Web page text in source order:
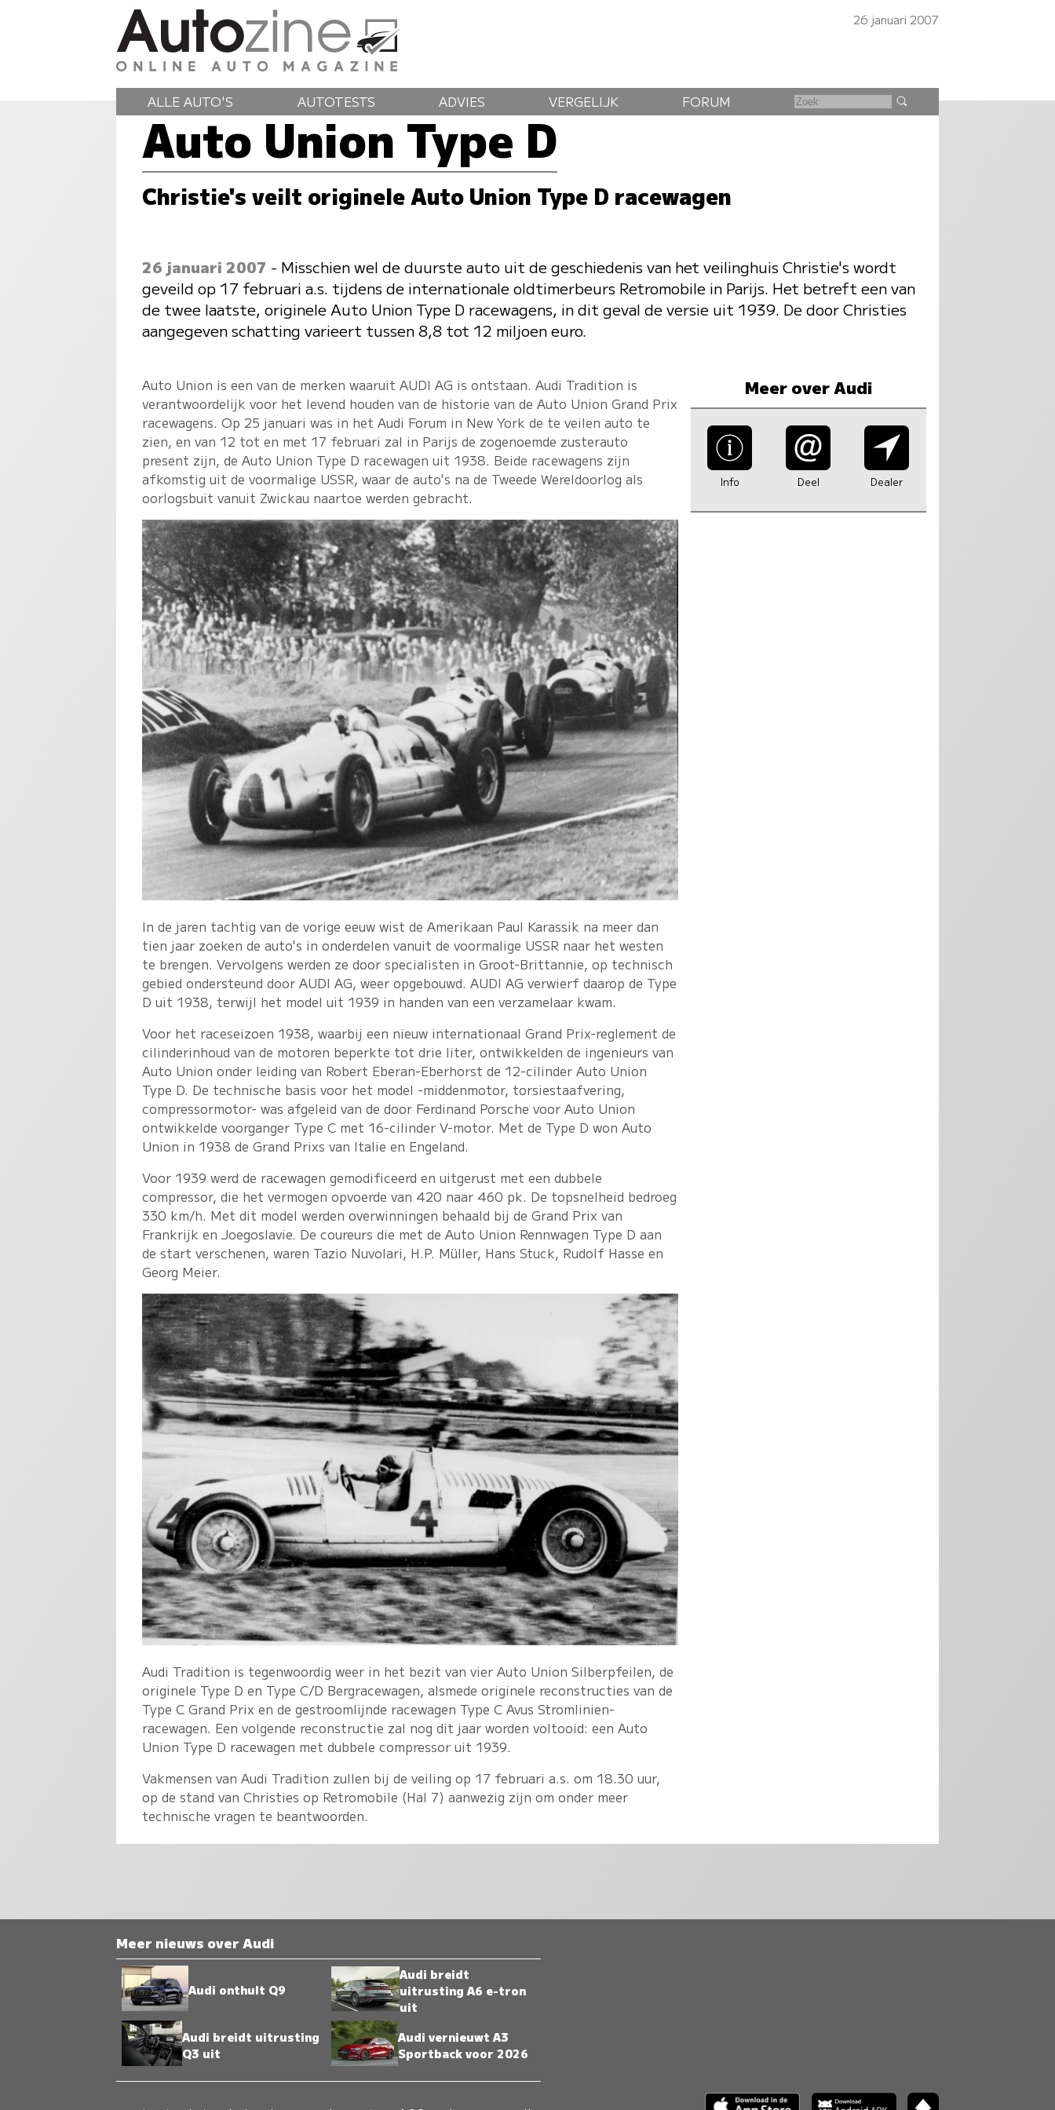
26 januari 2007
ALLE AUTO'S AUTOTESTS ADVIES VERGELIJK FORUM
Auto Union Type D
Christie's veilt originele Auto Union Type D racewagen
26 januari 2007 - Misschien wel de duurste auto uit de geschiedenis van het veilinghuis Christie's wordt
geveild op 17 februari a.s. tijdens de internationale oldtimerbeurs Retromobile in Parijs. Het betreft een van
de twee laatste, originele Auto Union Type D racewagens, in dit geval de versie uit 1939. De door Christies
aangegeven schatting varieert tussen 8,8 tot 12 miljoen euro.
Auto Union is een van de merken waaruit AUDI AG is ontstaan. Audi Tradition is
verantwoordelijk voor het levend houden van de historie van de Auto Union Grand Prix
racewagens. Op 25 januari was in het Audi Forum in New York de te veilen auto te
zien, en van 12 tot en met 17 februari zal in Parijs de zogenoemde zusterauto
present zijn, de Auto Union Type D racewagen uit 1938. Beide racewagens zijn
afkomstig uit de voormalige USSR, waar de auto's na de Tweede Wereldoorlog als
oorlogsbuit vanuit Zwickau naartoe werden gebracht.
In de jaren tachtig van de vorige eeuw wist de Amerikaan Paul Karassik na meer dan
tien jaar zoeken de auto's in onderdelen vanuit de voormalige USSR naar het westen
te brengen. Vervolgens werden ze door specialisten in Groot-Brittannie, op technisch
gebied ondersteund door AUDI AG, weer opgebouwd. AUDI AG verwierf daarop de Type
D uit 1938, terwijl het model uit 1939 in handen van een verzamelaar kwam.
Voor het raceseizoen 1938, waarbij een nieuw internationaal Grand Prix-reglement de
cilinderinhoud van de motoren beperkte tot drie liter, ontwikkelden de ingenieurs van
Auto Union onder leiding van Robert Eberan-Eberhorst de 12-cilinder Auto Union
Type D. De technische basis voor het model -middenmotor, torsiestaafvering,
compressormotor- was afgeleid van de door Ferdinand Porsche voor Auto Union
ontwikkelde voorganger Type C met 16-cilinder V-motor. Met de Type D won Auto
Union in 1938 de Grand Prixs van Italie en Engeland.
Voor 1939 werd de racewagen gemodificeerd en uitgerust met een dubbele
compressor, die het vermogen opvoerde van 420 naar 460 pk. De topsnelheid bedroeg
330 km/h. Met dit model werden overwinningen behaald bij de Grand Prix van
Frankrijk en Joegoslavie. De coureurs die met de Auto Union Rennwagen Type D aan
de start verschenen, waren Tazio Nuvolari, H.P. Müller, Hans Stuck, Rudolf Hasse en
Georg Meier.
Audi Tradition is tegenwoordig weer in het bezit van vier Auto Union Silberpfeilen, de
originele Type D en Type C/D Bergracewagen, alsmede originele reconstructies van de
Type C Grand Prix en de gestroomlijnde racewagen Type C Avus Stromlinien-
racewagen. Een volgende reconstructie zal nog dit jaar worden voltooid: een Auto
Union Type D racewagen met dubbele compressor uit 1939.
Vakmensen van Audi Tradition zullen bij de veiling op 17 februari a.s. om 18.30 uur,
op de stand van Christies op Retromobile (Hal 7) aanwezig zijn om onder meer
technische vragen te beantwoorden.
Meer over Audi
Info Deel Dealer
Meer nieuws over Audi
Audi onthult Q9
Audi breidt
uitrusting A6 e-tron
uit
Audi breidt uitrusting
Q3 uit
Audi vernieuwt A3
Sportback voor 2026